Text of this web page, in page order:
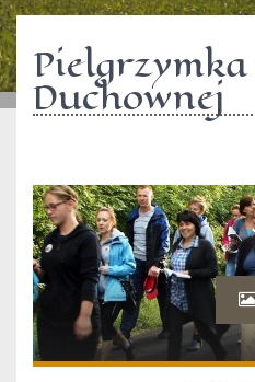
Duchownej